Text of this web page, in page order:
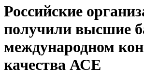
Российские
получили высшие
международном
качества АСЕ